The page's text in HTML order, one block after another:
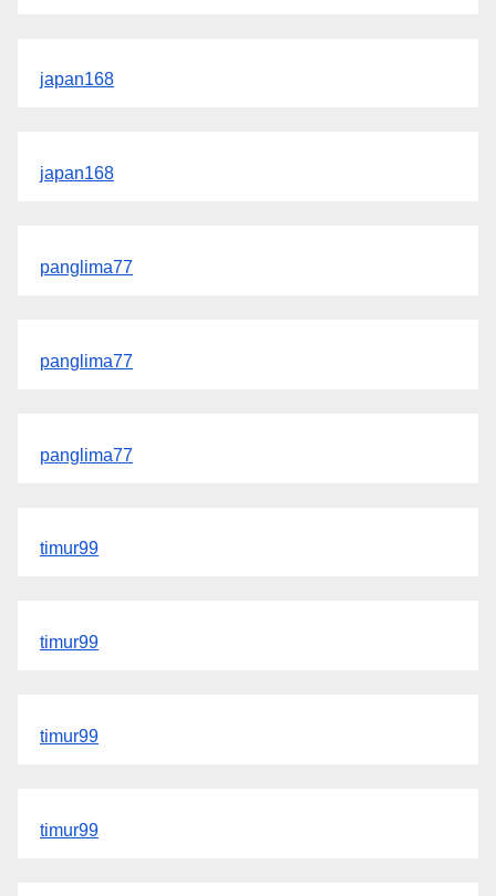
japan168
japan168
panglima77
panglima77
panglima77
timur99
timur99
timur99
timur99